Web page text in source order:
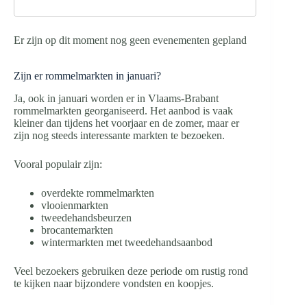
Er zijn op dit moment nog geen evenementen gepland
Zijn er rommelmarkten in januari?
Ja, ook in januari worden er in Vlaams-Brabant
rommelmarkten georganiseerd. Het aanbod is vaak
kleiner dan tijdens het voorjaar en de zomer, maar er
zijn nog steeds interessante markten te bezoeken.
Vooral populair zijn:
overdekte rommelmarkten
vlooienmarkten
tweedehandsbeurzen
brocantemarkten
wintermarkten met tweedehandsaanbod
Veel bezoekers gebruiken deze periode om rustig rond
te kijken naar bijzondere vondsten en koopjes.